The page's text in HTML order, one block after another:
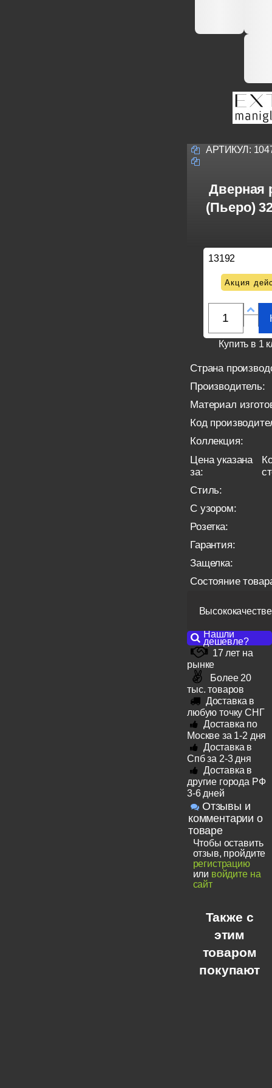
АРТИКУЛ:
Дверная
(Пьеро)
13192
Акция
Купить в 1
Страна
Производитель:
Материал
Код
Коллекция:
Цена указана
за:
Стиль:
С узором:
Розетка:
Гарантия:
Защелка:
Состояние
Нашли
дешевле?
17 лет на
рынке
Более 20
тыс. товаров
Доставка в
любую точку СНГ
Доставка по
Москве за 1-2 дня
Доставка в
Спб за 2-3 дня
Доставка в
другие города РФ
3-6 дней
Отзывы и
комментарии о
товаре
Чтобы оставить
отзыв, пройдите
регистрацию
или войдите на
сайт
Также с
этим
товаром
покупают